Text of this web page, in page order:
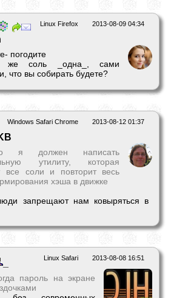
2013-08-09 04:34
Linux Firefox
погодите
соль _одна_, сами
что вы собирать будете?
2013-08-12 01:37
Windows Safari Chrome
я должен написать
утилиту, которая
все соли и повторит весь
хэша в движке
запрещают нам ковыряться в
2013-08-08 16:51
Linux Safari
_
пароль на экране